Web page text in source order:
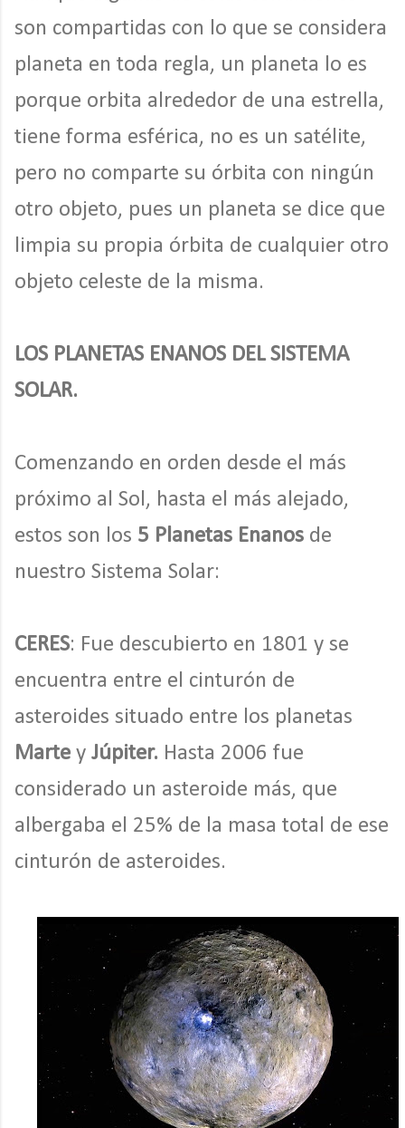
son compartidas con lo que se considera
planeta en toda regla, un planeta lo es
porque orbita alrededor de una estrella,
tiene forma esférica, no es un satélite,
pero no comparte su órbita con ningún
otro objeto, pues un planeta se dice que
limpia su propia órbita de cualquier otro
objeto celeste de la misma.
LOS PLANETAS ENANOS DEL SISTEMA
SOLAR.
Comenzando en orden desde el más
próximo al Sol, hasta el más alejado,
estos son los 5 Planetas Enanos de
nuestro Sistema Solar:
CERES: Fue descubierto en 1801 y se
encuentra entre el cinturón de
asteroides situado entre los planetas
Marte y Júpiter. Hasta 2006 fue
considerado un asteroide más, que
albergaba el 25% de la masa total de ese
cinturón de asteroides.